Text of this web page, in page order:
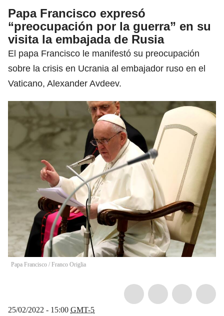
Papa Francisco expresó
“preocupación por la guerra” en su
visita la embajada de Rusia
El papa Francisco le manifestó su preocupación
sobre la crisis en Ucrania al embajador ruso en el
Vaticano, Alexander Avdeev.
Papa Francisco / Franco Origlia
25/02/2022 - 15:00 GMT-5